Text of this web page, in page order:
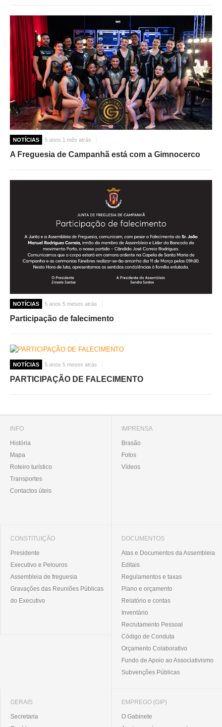
NOTÍCIAS 5 anos 1 mês atrás
A Freguesia de Campanhã está com a Gimnocerco
NOTÍCIAS 5 anos 5 meses atrás
Participação de falecimento
NOTÍCIAS 5 anos 5 meses atrás
PARTICIPAÇÃO DE FALECIMENTO
INFO
História
Mapa
Roteiro turístico
Transportes
Contactos úteis
IMPRENSA
Brasão
Fotos
Vídeos
CONSTITUIÇÃO
Presidente
Executivo e Pelouros
Assembleia de freguesia
Gravações das Reuniões Públicas
do Executivo
DOCUMENTOS
Atas e Documentos da Assembleia
Editais
Regulamentos e taxas
Plano e orçamento
Relatório e contas
Inventário
Recrutamento Pessoal
Código de Conduta
Orçamento Colaborativo
Fundo de Apoio ao Associativismo
Subvenções Públicas
GERAIS
Secretaria
EMPREGO (GIP)
O Gabinete